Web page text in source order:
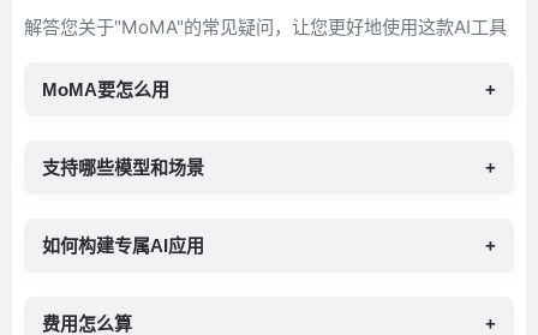
解答您关于"MoMA"的常见疑问，让您更好地使用这款AI工具
MoMA要怎么用 +
支持哪些模型和场景 +
如何构建专属AI应用 +
费用怎么算 +